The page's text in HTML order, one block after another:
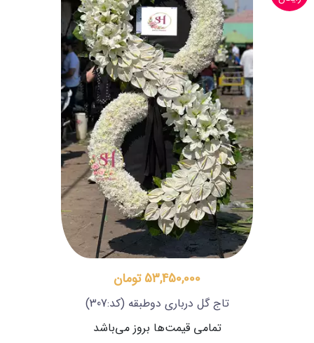
53,450,000 تومان
تاج گل درباری دوطبقه (کد:307)
تمامی قیمت‌ها بروز می‌باشد